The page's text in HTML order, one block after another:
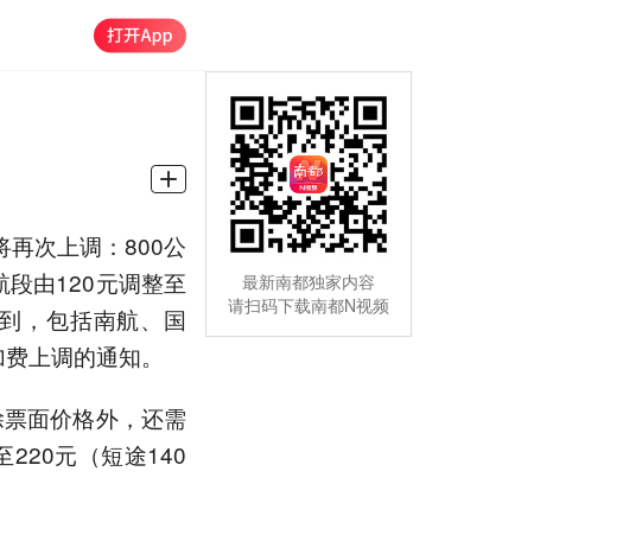
再次上调：800公
段由120元调整至
，包括南航、国
上调的通知。
面价格外，还需
220元（短途140
最新南都独家内容
请扫码下载南都N视频